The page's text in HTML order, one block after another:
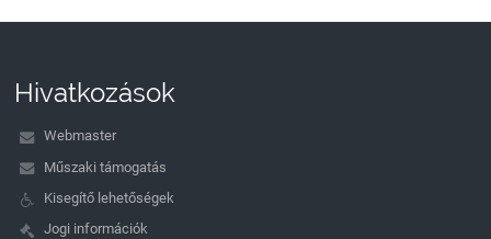
Hivatkozások
Webmaster
Műszaki támogatás
Kisegítő lehetőségek
Jogi információk